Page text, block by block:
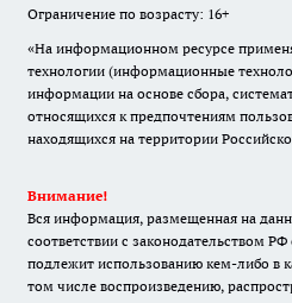
Ограничение по возрасту: 16+
«На информационном ресурсе
технологии (информационные
информации на основе сбора,
относящихся к предпочтениям
находящихся на территории
Внимание!
Вся информация, размещенная на
соответствии с законодательством
подлежит использованию кем-либо в
том числе воспроизведению,